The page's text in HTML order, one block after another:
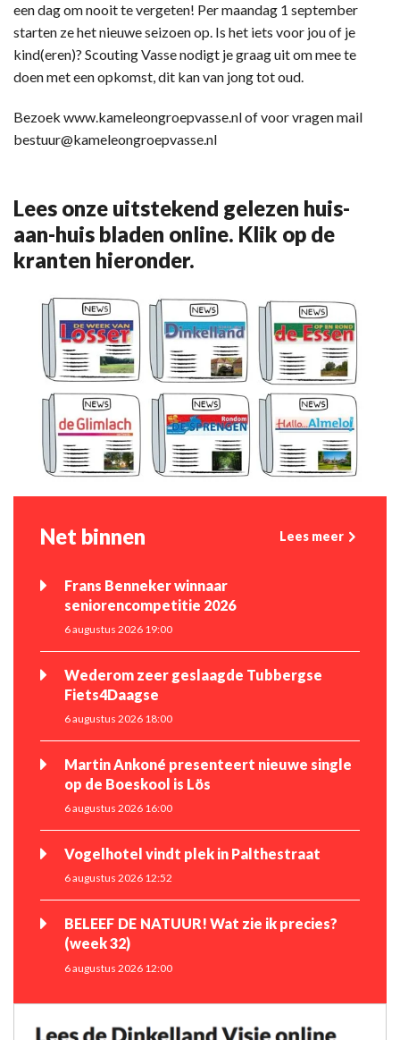
een dag om nooit te vergeten! Per maandag 1 september
starten ze het nieuwe seizoen op. Is het iets voor jou of je
kind(eren)? Scouting Vasse nodigt je graag uit om mee te
doen met een opkomst, dit kan van jong tot oud.
Bezoek www.kameleongroepvasse.nl of voor vragen mail
bestuur@kameleongroepvasse.nl
Lees onze uitstekend gelezen huis-
aan-huis bladen online. Klik op de
kranten hieronder.
Net binnen Lees meer
Frans Benneker winnaar
seniorencompetitie 2026
6 augustus 2026 19:00
Wederom zeer geslaagde Tubbergse
Fiets4Daagse
6 augustus 2026 18:00
Martin Ankoné presenteert nieuwe single
op de Boeskool is Lös
6 augustus 2026 16:00
Vogelhotel vindt plek in Palthestraat
6 augustus 2026 12:52
BELEEF DE NATUUR! Wat zie ik precies?
(week 32)
6 augustus 2026 12:00